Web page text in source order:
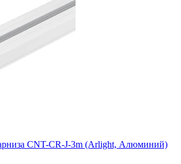
CNT-CR-J-3m (Arlight, Алюминий)